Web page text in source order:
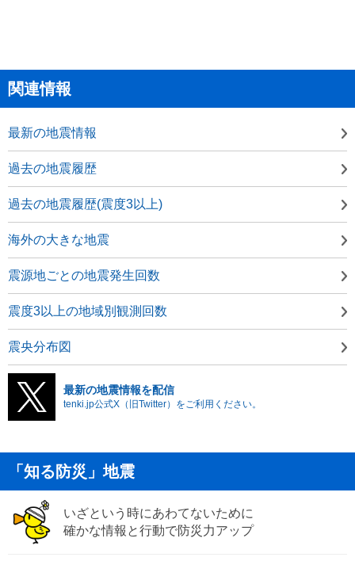
関連情報
最新の地震情報
過去の地震履歴
過去の地震履歴(震度3以上)
海外の大きな地震
震源地ごとの地震発生回数
震度3以上の地域別観測回数
震央分布図
最新の地震情報を配信
tenki.jp公式X（旧Twitter）をご利用ください。
「知る防災」地震
いざという時にあわてないために
確かな情報と行動で防災力アップ